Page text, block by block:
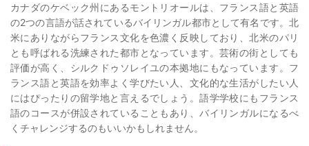
カナダのケベック州にあるモントリオールは、フランス語と英語
の2つの言語が話されているバイリンガル都市として有名です。北
米にありながらフランス文化を色濃く反映しており、北米のパリ
とも呼ばれる洗練された都市となっています。芸術の街としても
評価が高く、シルクドゥソレイユの本拠地にもなっています。フ
ランス語と英語を効率よく学びたい人、文化的な生活がしたい人
にはぴったりの留学地と言えるでしょう。語学学校にもフランス
語のコースが併設されていることもあり、バイリンガルになるべ
くチャレンジするのもいいかもしれません。